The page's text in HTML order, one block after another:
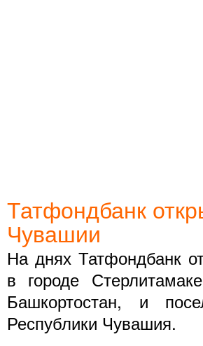
Татфондбанк
Чувашии
На днях Татфондбанк
в городе
Башкортостан, и
Республики Чувашия.